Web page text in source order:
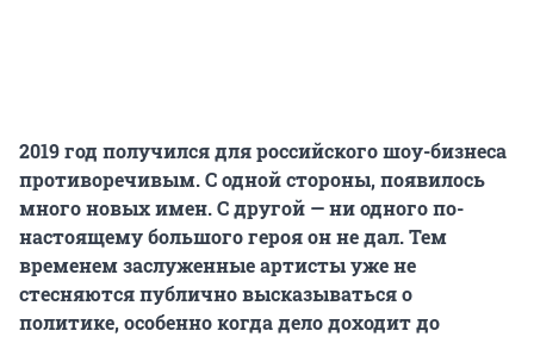
2019 год получился для российского шоу-бизнеса
противоречивым. С одной стороны, появилось
много новых имен. С другой — ни одного по-
настоящему большого героя он не дал. Тем
временем заслуженные артисты уже не
стесняются публично высказываться о
политике, особенно когда дело доходит до